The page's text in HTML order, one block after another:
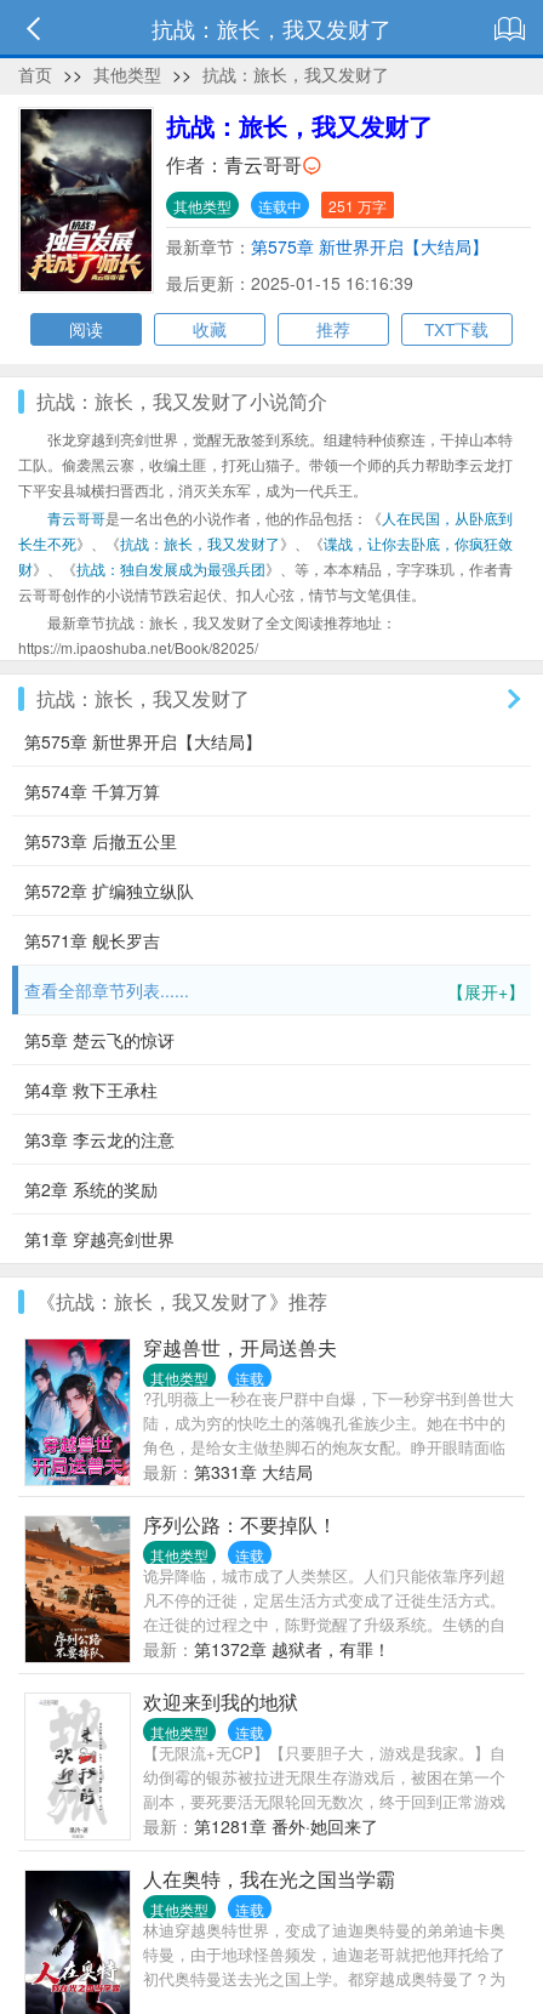
抗战：旅长，我又发财了
首页 >> 其他类型 >> 抗战：旅长，我又发财了
抗战：旅长，我又发财了
作者： 青云哥哥
其他类型 连载中 251 万字
最新章节： 第575章 新世界开启【大结局】
最后更新：2025-01-15 16:16:39
阅读
收藏 推荐 TXT下载
抗战：旅长，我又发财了小说简介
张龙穿越到亮剑世界，觉醒无敌签到系统。组建特种侦察连，干掉山本特
工队。偷袭黑云寨，收编土匪，打死山猫子。带领一个师的兵力帮助李云龙打
下平安县城横扫晋西北，消灭关东军，成为一代兵王。
青云哥哥是一名出色的小说作者，他的作品包括：《 人在民国，从卧底到
长生不死》、《抗战：旅长，我又发财了》、《谍战，让你去卧底，你疯狂敛
财》、《抗战：独自发展成为最强兵团》、等，本本精品，字字珠玑，作者青
云哥哥创作的小说情节跌宕起伏、扣人心弦，情节与文笔俱佳。
最新章节抗战：旅长，我又发财了全文阅读推荐地址：
https://m.ipaoshuba.net/Book/82025/
抗战：旅长，我又发财了
第575章 新世界开启【大结局】
第574章 千算万算
第573章 后撤五公里
第572章 扩编独立纵队
第571章 舰长罗吉
【展开+】
查看全部章节列表......
第5章 楚云飞的惊讶
第4章 救下王承柱
第3章 李云龙的注意
第2章 系统的奖励
第1章 穿越亮剑世界
《抗战：旅长，我又发财了》推荐
穿越兽世，开局送兽夫
其他类型 连载
?孔明薇上一秒在丧尸群中自爆，下一秒穿书到兽世大
陆，成为穷的快吃土的落魄孔雀族少主。她在书中的
角色，是给女主做垫脚石的炮灰女配。睁开眼睛面临
着举族尽灭的天崩开局。孔明薇双眼一闭想回去，想
多了，回不去了！她面临着穿越即死亡的剧情，只好
走一步看一步，主打一个“剧情让我死，我偏要花式苟
活”，谁也别想按剧本带我走！苟着苟着，孔明薇发现
情况有些不太对劲！为什么她身边优秀的雄性越来越
多，还越来越粘人？！
最新： 第331章 大结局
序列公路：不要掉队！
其他类型 连载
诡异降临，城市成了人类禁区。人们只能依靠序列超
凡不停的迁徙，定居生活方式变成了迁徙生活方式。
在迁徙的过程之中，陈野觉醒了升级系统。生锈的自
行车在他手中蜕变为装甲战车。破旧帐篷进化成移动
堡垒。当别人为半块压缩饼干拼命时，他的房车已装
载着自动净水系统和微型生态农场。但真正的危机来
自迷雾深处——那些杀不死的诡异追逐着迁徙车辙。
诡异无法杀死，除非序列超凡。超过百种匪夷所思的
序列超凡。超百种奇异奇物……又有书名：
最新： 第1372章 越狱者，有罪！
欢迎来到我的地狱
其他类型 连载
【无限流+无CP】【只要胆子大，游戏是我家。】自
幼倒霉的银苏被拉进无限生存游戏后，被困在第一个
副本，要死要活无限轮回无数次，终于回到正常游戏
进程。终于不用面对同一批怪物的银苏泪流满面，决
定好好和怪物们交朋友，再也不打他们了。众人看着
随手捏爆怪物，渣都不剩的银苏：灰都扬了是吧！后
来游戏里多了一条禁忌：远离银苏，她有病！
最新： 第1281章 番外·她回来了
人在奥特，我在光之国当学霸
其他类型 连载
林迪穿越奥特世界，变成了迪迦奥特曼的弟弟迪卡奥
特曼，由于地球怪兽频发，迪迦老哥就把他拜托给了
初代奥特曼送去光之国上学。都穿越成奥特曼了？为